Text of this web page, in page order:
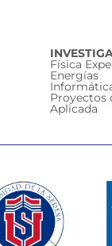
Física
Energías
Proyectos
Aplicada